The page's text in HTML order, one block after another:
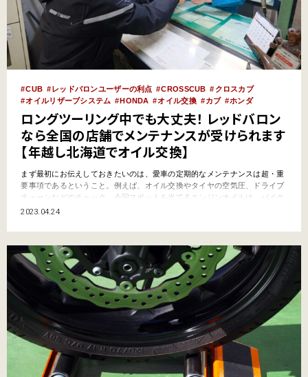
CUB レッドバロンユーザーの利点 CROSSCUB
クロスカブ
オイルリザーブシステム
HONDA オイル交換 カブ ホンダ
ロングツーリング中でも大丈夫！ レッドバロン
なら全国の店舗でメンテナンスが受けられます
【年越し北海道でオイル交換】
まず最初にお伝えしておきたいのは、愛車の定期的なメンテナンスは超・重
要事項であるということ。例えば、オイル交換やタイヤの空気圧、ドライブ
チェーンなどのチェック。今回スポットを当てるエンジンオイルは、バイク
にとっては血液のようなもの。一般的に走行距離3000kmごと、または半年
しろ定期的に交換するだけで、愛車の寿命を延ばすことができ…
2023.04.24